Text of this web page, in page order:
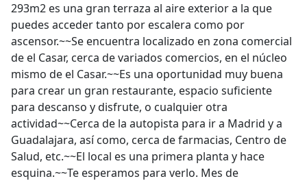
293m2 es una gran terraza al aire exterior a la que
puedes acceder tanto por escalera como por
ascensor.~~Se encuentra localizado en zona comercial
de el Casar, cerca de variados comercios, en el núcleo
mismo de el Casar.~~Es una oportunidad muy buena
para crear un gran restaurante, espacio suficiente
para descanso y disfrute, o cualquier otra
actividad~~Cerca de la autopista para ir a Madrid y a
Guadalajara, así como, cerca de farmacias, Centro de
Salud, etc.~~El local es una primera planta y hace
esquina.~~Te esperamos para verlo. Mes de